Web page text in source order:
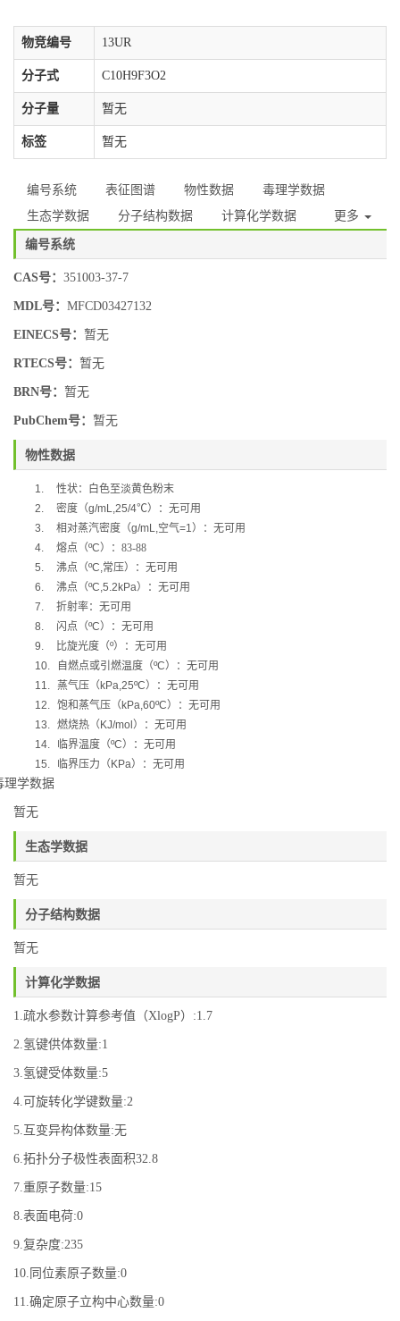
物竞编号 13UR
分子式 C10H9F3O2
分子量 暂无
标签 暂无
编号系统 表征图谱 物性数据
毒理学数据
生态学数据
分子结构数据 计算化学数据 更多
编号系统
CAS号： 351003-37-7
MDL号： MFCD03427132
EINECS号： 暂无
RTECS号： 暂无
BRN号： 暂无
PubChem号： 暂无
物性数据
1.
性状：白色至淡黄色粉末
2.
密度（g/mL,25/4℃）：无可用
3.
相对蒸汽密度（g/mL,空气=1）：无可用
4.
熔点（ºC）：83-88
5.
沸点（ºC,常压）：无可用
6.
沸点（ºC,5.2kPa）：无可用
7.
折射率：无可用
8.
闪点（ºC）：无可用
9.
比旋光度（º）：无可用
10.
自燃点或引燃温度（ºC）：无可用
11.
蒸气压（ kPa,25ºC）：无可用
12. 饱和蒸气压（ kPa,60ºC）：无可用
13. 燃烧热（ KJ/mol ）：无可用
14.
临界温度（ºC）：无可用
15.
临界压力（ KPa）：无可用
理学数据
暂无
生态学数据
暂无
分子结构数据
暂无
计算化学数据
1.疏水参数计算参考值（XlogP）:1.7
2.氢键供体数量:1
3.氢键受体数量:5
4.可旋转化学键数量:2
5.互变异构体数量:无
6.拓扑分子极性表面积32.8
7.重原子数量:15
8.表面电荷:0
9.复杂度:235
10.同位素原子数量:0
11.确定原子立构中心数量:0